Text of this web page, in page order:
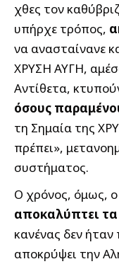
χθες τον
υπήρχε τρόπος,
να ανασταίνανε
ΧΡΥΣΗ ΑΥΓΗ,
Αντίθετα,
όσους
τη Σημαία της
πρέπει»,
συστήματος.
Ο χρόνος, όμως,
αποκαλύπτει
κανένας δεν
αποκρύψει την